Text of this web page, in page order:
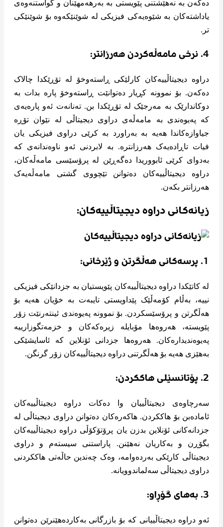
دەکەن بە نەهێشتنی پێویستی بە بەرهەمهێنان و گواستنەوەی
یاداشتەکان بە شێوەیەکی فیزیکی لە شوێنێکەوە بۆ شوێنێکی
تر.
4. نرخی مامەڵەکردن هەرزانتر:
دراوە دیجیتاڵییەکان کارلێکی ڕاستەوخۆ لە تۆڕێکدا چالاک
دەکەن. بۆ نموونە کڕیار دەتوانێت ڕاستەوخۆ پارە بدات بە
دوکاندارێک بە مەرجێک لە تۆڕێکدا بن. تەنانەت ئەو پارەیەی
کە پەیوەندی بە مامەڵەی دراوی دیجیتاڵی لە نێوان تۆڕە
جیاوازەکاندا هەیە بە بەراورد بە کرێی دراوی فیزیکی یان
فیات تاڕادەیەک هەرزانترە. بە لابردنی ئەو ناوەندانەی کە
بەدوای کرێی ئابووریدا دەگەڕێن لە پرۆسێسی مامەڵەکان،
دراوە دیجیتاڵییەکان دەتوانن تێچووی گشتی مامەڵەیەک
هەرزانتر بکەن.
زیانەکانی دراوە دیجیتاڵییەکان:
1. پرسەکانی هەڵگرتن و ژێرخانی:
لە کاتێکدا دراوە دیجیتاڵییەکان پێویستیان بە جزدانێکی فیزیکی
نییە، بەڵام کۆمەڵێک پێداویستی تایبەت بە خۆیان هەیە بۆ
هەڵگرتن و پرۆسێسکردن. بۆ نموونە پەیوەندی ئینتەرنێت زۆر
پێویستە، هەروەها مۆبایلە زیرەکەکان و خزمەتگوزارییە
پەیوەندیدارەکان. هەروەها جزدانی ئۆنلاین کە ئاسایشێکی
بەهێزی هەیە بۆ هەڵگرتنی دراوە دیجیتاڵییەکان زۆر گرنگن.
2. پۆتانسێلی هاککردن:
سەرچاوەی دیجیتاڵییان وا دەکات دراوە دیجیتاڵییەکان
ئامادەبن بۆ هاککردن. هاکەرەکان دەتوانن دراوی دیجیتاڵی لە
جزدانەکانی ئۆنلاین بدزن یان پرۆتۆکۆڵی دراوە دیجیتاڵییەکان
بگۆڕن و بەکاریان نەهێنن. پاراستنی سیستەم و دراوی
دیجیتاڵی کارێکی بەردەوامە، وەک چەندین حاڵەتی هاککردنی
دراوی دیجیتاڵی سەلماندوویانە.
3. بەهای گۆڕاو:
ئەو دراوە دیجیتاڵییانی کە بۆ بازرگانی بەکاردەهێنرێن دەتوانن